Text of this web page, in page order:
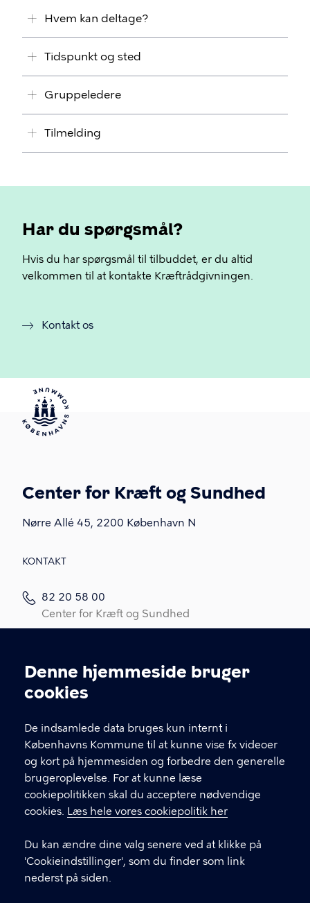
Cookieindstillinger
Denne hjemmeside bruger
cookies
De indsamlede data bruges kun internt i
Københavns Kommune til at kunne vise fx videoer
og kort på hjemmesiden og forbedre den generelle
brugeroplevelse. For at kunne læse
cookiepolitikken skal du acceptere nødvendige
cookies. Læs hele vores cookiepolitik her
Du kan ændre dine valg senere ved at klikke på
'Cookieindstillinger', som du finder som link
nederst på siden.
Hvem kan deltage?
Tidspunkt og sted
Gruppeledere
Tilmelding
Har du spørgsmål?
Hvis du har spørgsmål til tilbuddet, er du altid
velkommen til at kontakte Kræftrådgivningen.
Kontakt os
Center for Kræft og Sundhed
Nørre Allé 45, 2200 København N
KONTAKT
82 20 58 00
Center for Kræft og Sundhed
Kontakt os
Det er vigtigt, du udfylder et spørgeskema i
forbindelse med din indledende, opfølgende
eller afsluttende samtale med din
kontaktperson.
In English
Praktisk information